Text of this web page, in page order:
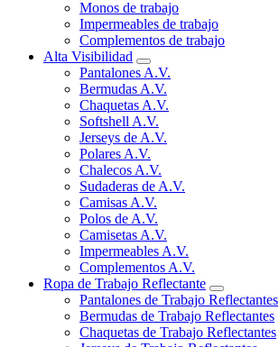
Monos de trabajo
Impermeables de trabajo
Complementos de trabajo
Alta Visibilidad
Pantalones A.V.
Bermudas A.V.
Chaquetas A.V.
Softshell A.V.
Jerseys de A.V.
Polares A.V.
Chalecos A.V.
Sudaderas de A.V.
Camisas A.V.
Polos de A.V.
Camisetas A.V.
Impermeables A.V.
Complementos A.V.
Ropa de Trabajo Reflectante
Pantalones de Trabajo Reflectantes
Bermudas de Trabajo Reflectantes
Chaquetas de Trabajo Reflectantes